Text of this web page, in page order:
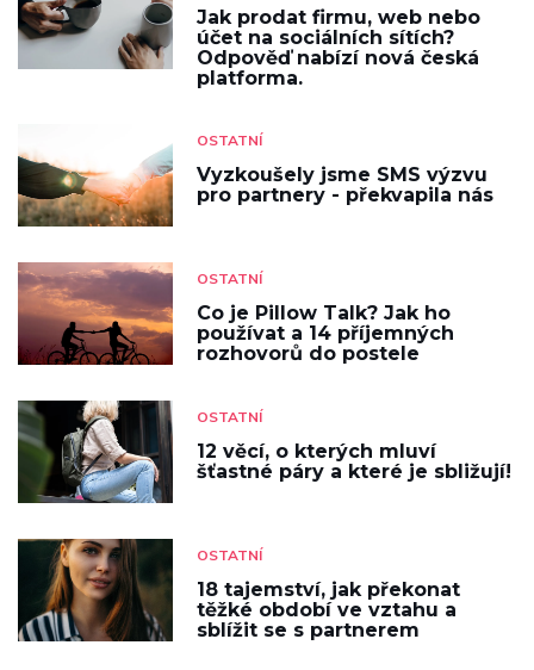
Jak prodat firmu, web nebo
účet na sociálních sítích?
Odpověď nabízí nová česká
platforma.
OSTATNÍ
Vyzkoušely jsme SMS výzvu
pro partnery - překvapila nás
OSTATNÍ
Co je Pillow Talk? Jak ho
používat a 14 příjemných
rozhovorů do postele
OSTATNÍ
12 věcí, o kterých mluví
šťastné páry a které je sbližují!
OSTATNÍ
18 tajemství, jak překonat
těžké období ve vztahu a
sblížit se s partnerem